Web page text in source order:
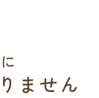
ません